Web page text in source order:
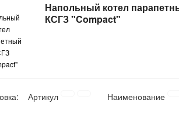
Напольный котел
КСГЗ "Compact"
Артикул Наименование